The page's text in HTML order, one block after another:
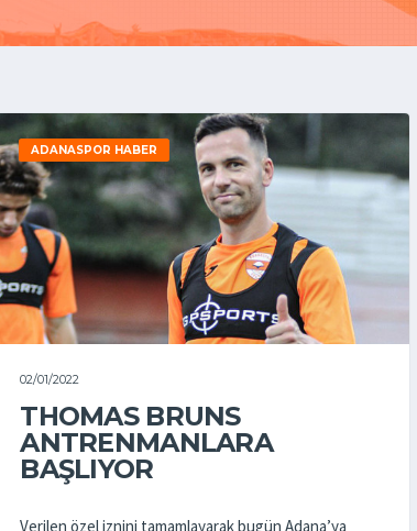
ADANASPOR HABER
02/01/2022
THOMAS BRUNS
ANTRENMANLARA
BAŞLIYOR
Verilen özel iznini tamamlayarak bugün Adana’ya